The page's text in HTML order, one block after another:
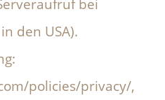
bei
den USA).
policies/privacy/,